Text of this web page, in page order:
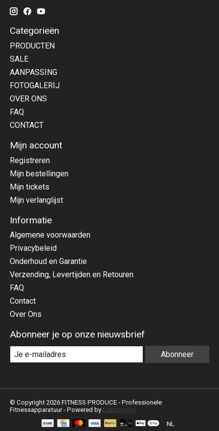
Categorieën
PRODUCTEN
SALE
AANPASSING
FOTOGALERIJ
OVER ONS
FAQ
CONTACT
Mijn account
Registreren
Mijn bestellingen
Mijn tickets
Mijn verlanglijst
Informatie
Algemene voorwaarden
Privacybeleid
Onderhoud en Garantie
Verzending, Levertijden en Retouren
FAQ
Contact
Over Ons
Abonneer je op onze nieuwsbrief
Abonneer
© Copyright 2026 FITNESS PRODUCE - Professionele
Fitnessapparatuur - Powered by Lightspeed
NL